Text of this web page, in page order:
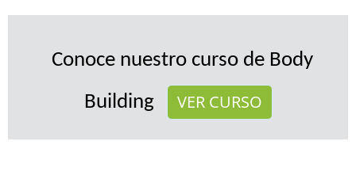
Conoce nuestro curso de Body
Building
VER CURSO